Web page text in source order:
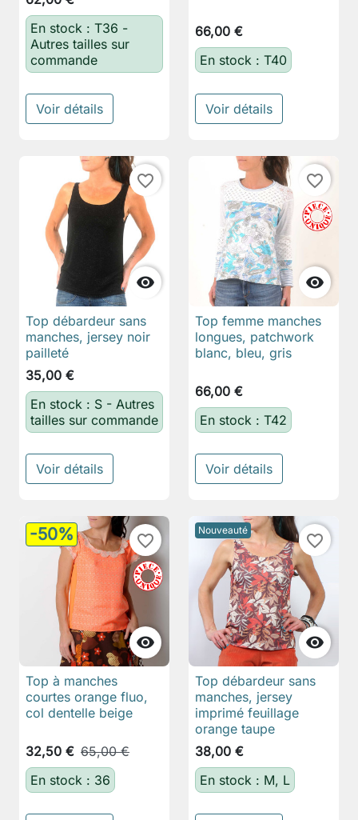
En stock : T36 -
Autres tailles sur
commande
Voir détails
66,00 €
En stock : T40
Voir détails

favorite_border
Top débardeur sans
manches, jersey noir
pailleté
35,00 €
En stock : S - Autres
tailles sur commande
Voir détails

favorite_border
Top femme manches
longues, patchwork
blanc, bleu, gris
66,00 €
En stock : T42
Voir détails
-50%

favorite_border
Top à manches
courtes orange fluo,
col dentelle beige
32,50 € 65,00 €
En stock : 36
Nouveauté

favorite_border
Top débardeur sans
manches, jersey
imprimé feuillage
orange taupe
38,00 €
En stock : M, L